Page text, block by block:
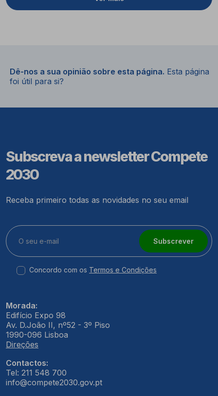
Dê-nos a sua opinião sobre esta página. Esta página
foi útil para si?
Subscreva a newsletter Compete
2030
Receba primeiro todas as novidades no seu email
Subscrever
Concordo com os Termos e Condições
Morada:
Edifício Expo 98
Av. D.João II, nº52 - 3º Piso
1990-096 Lisboa
Direções
Contactos:
Tel: 211 548 700
info@compete2030.gov.pt